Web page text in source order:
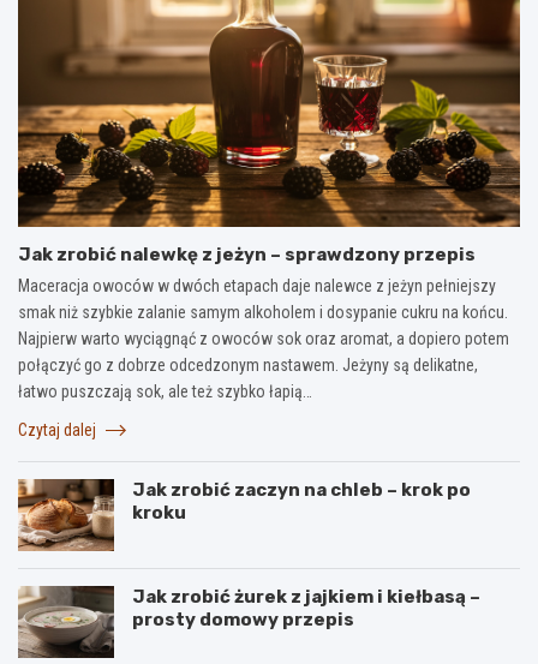
Jak zrobić nalewkę z jeżyn – sprawdzony przepis
Maceracja owoców w dwóch etapach daje nalewce z jeżyn pełniejszy
smak niż szybkie zalanie samym alkoholem i dosypanie cukru na końcu.
Najpierw warto wyciągnąć z owoców sok oraz aromat, a dopiero potem
połączyć go z dobrze odcedzonym nastawem. Jeżyny są delikatne,
łatwo puszczają sok, ale też szybko łapią…
Czytaj dalej
Jak zrobić zaczyn na chleb – krok po
kroku
Jak zrobić żurek z jajkiem i kiełbasą –
prosty domowy przepis